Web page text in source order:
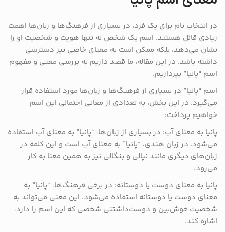
در انتخاب نام برای یک فرد، در بسیاری از فرهنگ‌ها و زبان‌ها اهمت
زیادی قائل هستند. اسم یک شخص نه تنها هویت و شخصیت او را
نشان می‌دهد، بلکه ممکن است به معنای خاصی نیز دسترسی
داشته باشد. در این مقاله، ما قصد داریم به بررسی معنی و مفهوم
اسم “پانیا” بپردازیم.
اسم “پانیا” در بسیاری از فرهنگ‌ها و زبان‌ها مورد استفاده قرار
می‌گیرد. در این بخش، به تعدادی از معانی احتمالی این اسم
خواهیم پرداخت:
پانیا به معنای آب: در بسیاری از زبان‌ها، “پانیا” به معنای آب استفاده
می‌شود. در زبان هندی، “پانیا” به معنای آب است و این کلمه در
زبان‌های دیگری مانند نپالی و بنگالی نیز به همین معنا به کار
می‌رود.
پانیا به معنای دوست یا دوستانه: در برخی فرهنگ‌ها، “پانیا” به
معنای دوست یا دوستانه استفاده می‌شود. این معنی می‌تواند به
شخصیت خوش‌بین و دوست‌داشتنی شخصی که این اسم را دارد،
اشاره کند.